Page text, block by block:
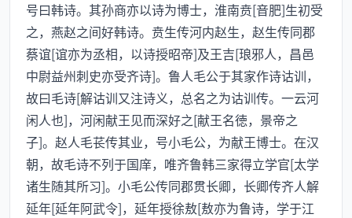
号曰韩诗。其孙商亦以诗为博士，淮南贲[音肥]生初受
之，燕赵之间好韩诗。贲生传河内赵生，赵生传同郡
蔡谊[谊亦为丞相，以诗授昭帝]及王吉[琅邪人，昌邑
中尉益州刺史亦受齐诗]。鲁人毛公于其家作诗诂训，
故曰毛诗[解诂训又注诗义，总名之为诂训传。一云河
闲人也]，河闲献王见而深好之[献王名徳，景帝之
子]。赵人毛苌传其业，号小毛公，为献王博士。在汉
朝，故毛诗不列于国庠，唯齐鲁韩三家得立学官[太学
诸生随其所习]。小毛公传同郡贯长卿，长卿传齐人解
延年[延年阿武令]，延年授徐敖[敖亦为鲁诗，学于江